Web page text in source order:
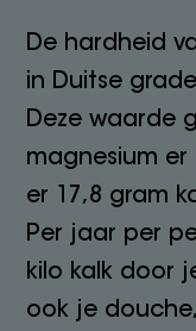
De hardheid
in Duitse
Deze waarde
magnesium er
er 17,8 gram
Per jaar per
kilo kalk door
ook je